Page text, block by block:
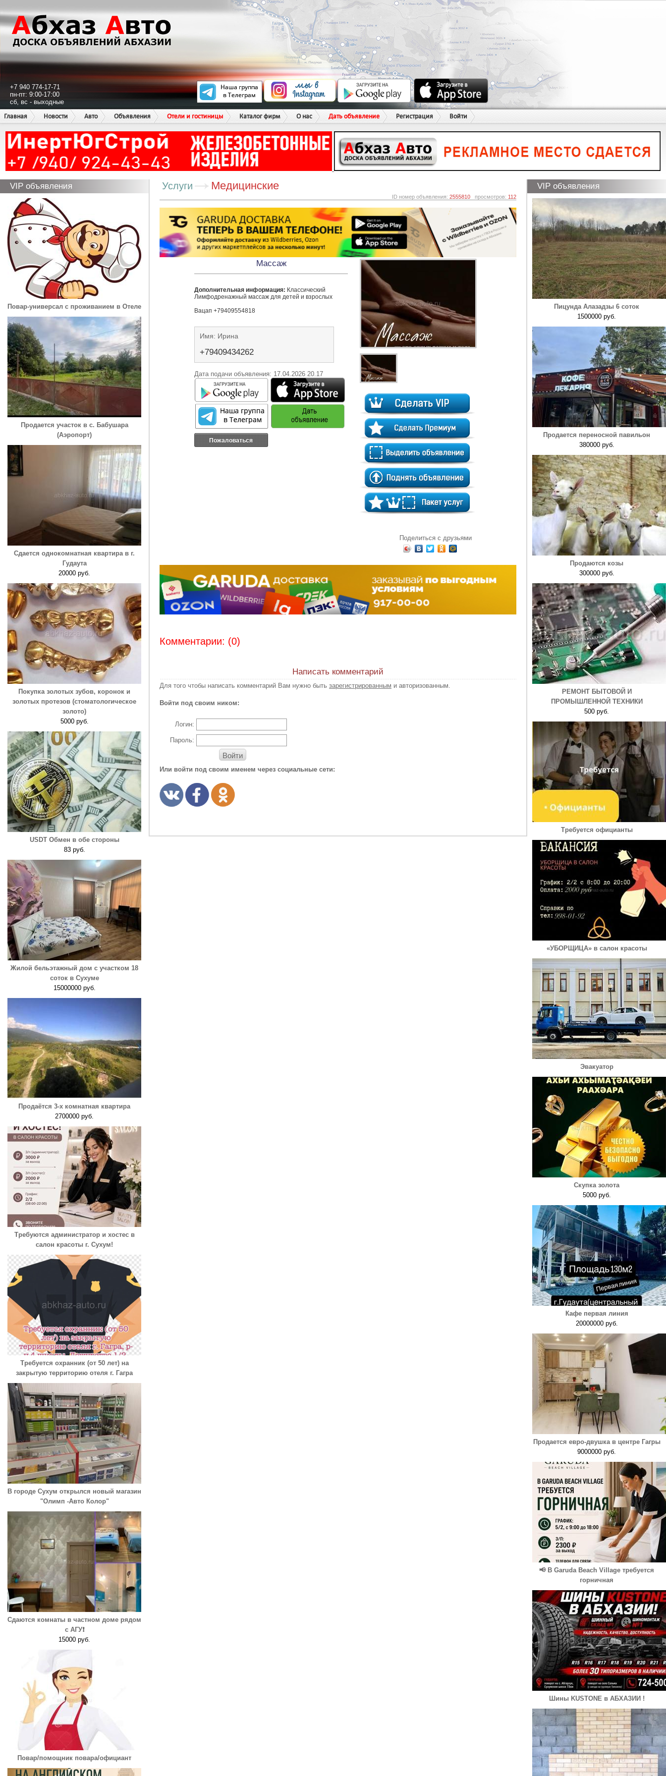
+7 940 774-17-71
пн-пт: 9:00-17:00
сб, вс - выходные
Главная
Новости Авто Объявления Отели и гостиницы Каталог фирм О нас Дать объявление Регистрация Войти
VIP объявления
Повар-универсал с проживанием в Отеле
Продается участок в с. Бабушара
(Аэропорт)
Сдается однокомнатная квартира в г.
Гудаута
20000 руб.
Покупка золотых зубов, коронок и
золотых протезов (стоматологическое
золото)
5000 руб.
USDT Обмен в обе стороны
83 руб.
Жилой бельэтажный дом с участком 18
соток в Сухуме
15000000 руб.
Продаётся 3-х комнатная квартира
2700000 руб.
Требуются администратор и хостес в
салон красоты г. Сухум!
Требуется охранник (от 50 лет) на
закрытую территорию отеля г. Гагра
В городе Сухум открылся новый магазин
"Олимп -Авто Колор"
Сдаются комнаты в частном доме рядом
с АГУ❗️
15000 руб.
Повар/помощник повара/официант
Услуги Медицинские
ID номер объявления: 2555810 просмотров: 112
Массаж
Дополнительная информация: Классический
Лимфодренажный массаж для детей и взрослых
Вацап +79409554818
Имя: Ирина
+79409434262
Дата подачи объявления: 17.04.2026 20.17
Пожаловаться
Поделиться с друзьями
Комментарии: (0)
Написать комментарий
Для того чтобы написать комментарий Вам нужно быть зарегистрированным и авторизованным.
Войти под своим ником:
Логин:
Пароль:
Войти
Или войти под своим именем через социальные сети:
VIP объявления
Пицунда Алазадзы 6 соток
1500000 руб.
Продается переносной павильон
380000 руб.
Продаются козы
300000 руб.
РЕМОНТ БЫТОВОЙ И
ПРОМЫШЛЕННОЙ ТЕХНИКИ
500 руб.
Требуется официанты
«УБОРЩИЦА» в салон красоты
Эвакуатор
Скупка золота
5000 руб.
Кафе первая линия
20000000 руб.
Продается евро-двушка в центре Гагры
9000000 руб.
📢 В Garuda Beach Village требуется
горничная
Шины KUSTONE в АБХАЗИИ !